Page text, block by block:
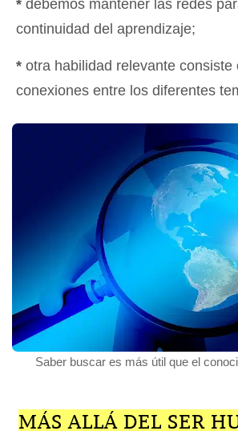
* debemos mantener las redes
continuidad del aprendizaje;
* otra habilidad relevante consiste
conexiones entre los diferentes
Saber buscar es más útil que el
MÁS ALLÁ DEL SER